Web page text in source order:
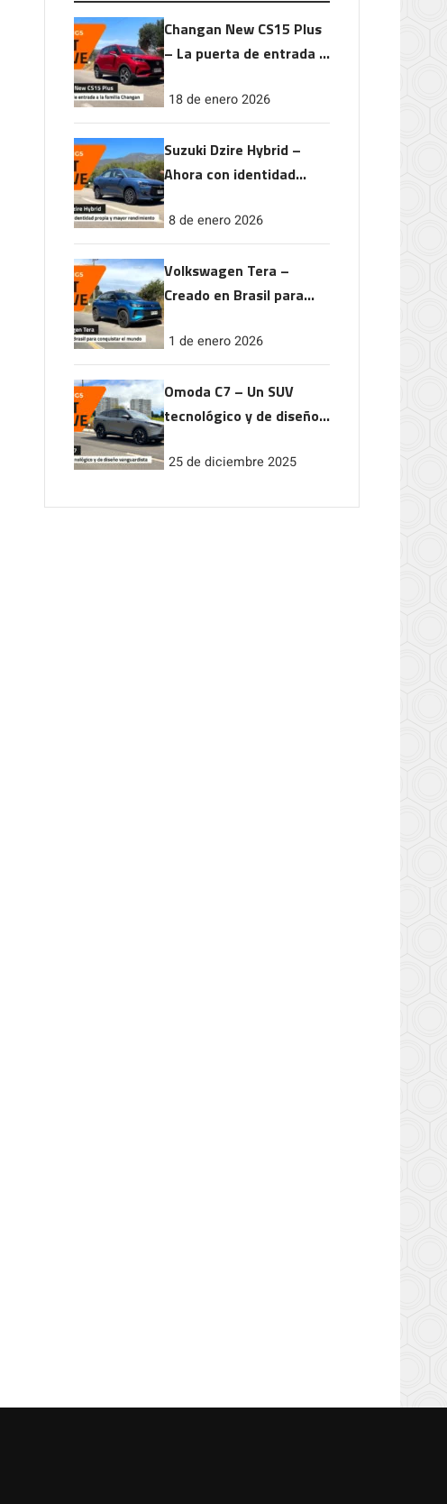
Changan New CS15 Plus
– La puerta de entrada a
18 de enero 2026
Suzuki Dzire Hybrid –
Ahora con identidad
rendimiento
8 de enero 2026
Volkswagen Tera –
Creado en Brasil para
1 de enero 2026
Omoda C7 – Un SUV
tecnológico y de diseño
25 de diciembre 2025